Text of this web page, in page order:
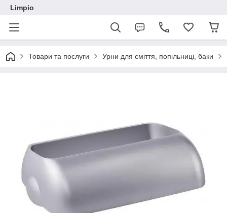
Limpio
Товари та послуги Урни для сміття, попільниці, баки